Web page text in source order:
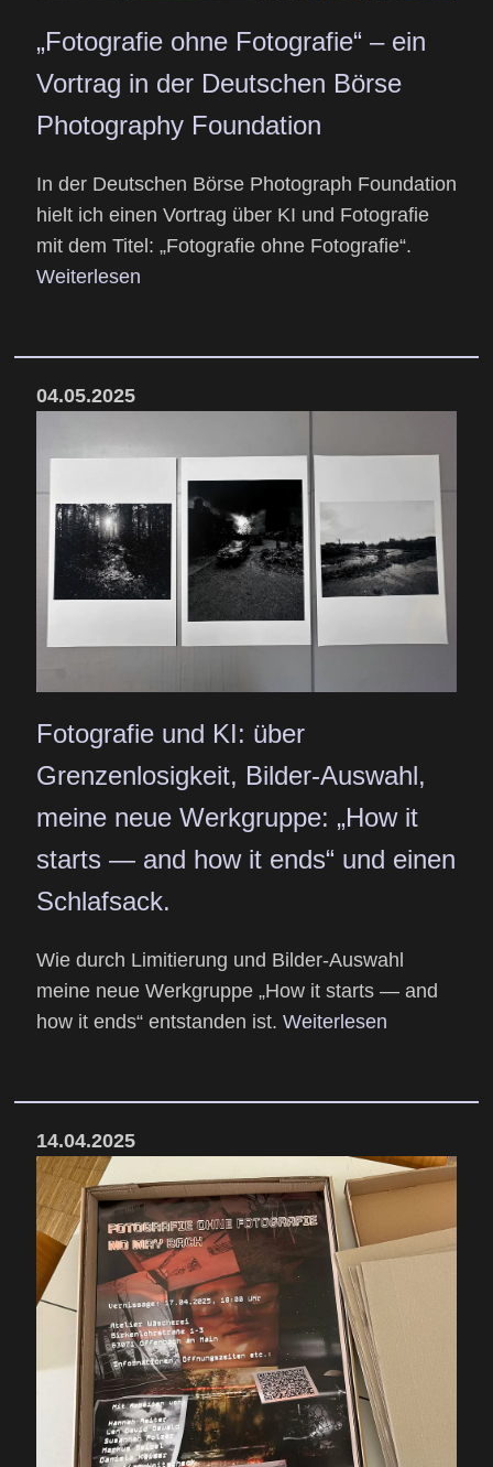
„Fotografie ohne Fotografie“ – ein
Vortrag in der Deutschen Börse
Photography Foundation
In der Deutschen Börse Photograph Foundation
hielt ich einen Vortrag über KI und Fotografie
mit dem Titel: „Fotografie ohne Fotografie“.
Weiterlesen
04.05.2025
Fotografie und KI: über
Grenzenlosigkeit, Bilder-Auswahl,
meine neue Werkgruppe: „How it
starts — and how it ends“ und einen
Schlafsack.
Wie durch Limitierung und Bilder-Auswahl
meine neue Werkgruppe „How it starts — and
how it ends“ entstanden ist. Weiterlesen
14.04.2025